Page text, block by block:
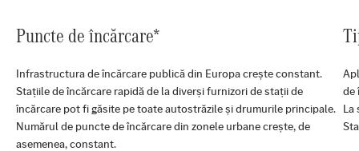
Puncte de încărcare*
Infrastructura de încărcare publică din Europa crește constant.
Stațiile de încărcare rapidă de la diverși furnizori de stații de
încărcare pot fi găsite pe toate autostrăzile și drumurile principale.
Numărul de puncte de încărcare din zonele urbane crește, de
asemenea, constant.
de
La